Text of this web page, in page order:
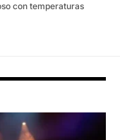
con temperaturas